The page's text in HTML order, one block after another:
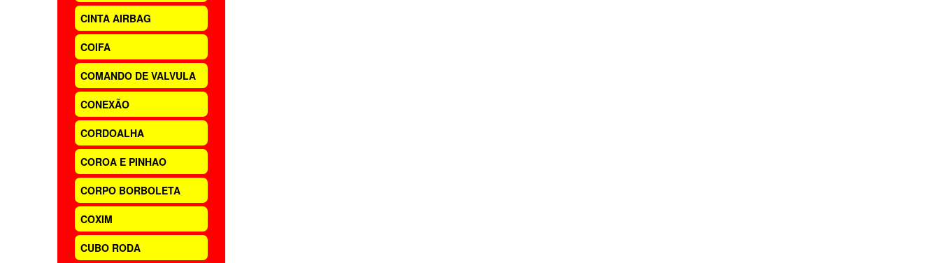
CINTA AIRBAG
COIFA
COMANDO DE VALVULA
CONEXÃO
CORDOALHA
COROA E PINHAO
CORPO BORBOLETA
COXIM
CUBO RODA